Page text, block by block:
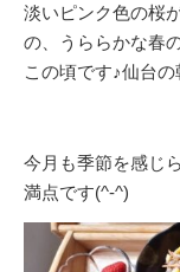
淡いピンク色の桜
の、うららかな春
この頃です♪仙台の
今月も季節を感じ
満点です(^-^)